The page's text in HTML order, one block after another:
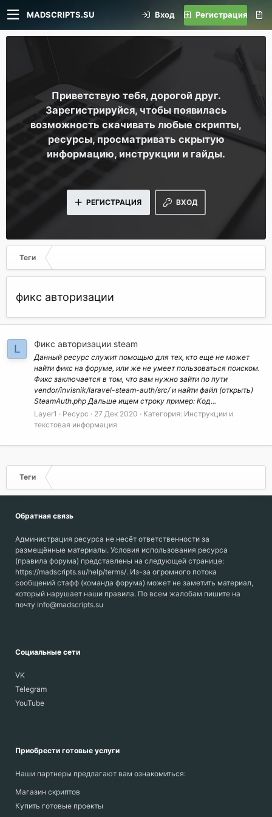
MADSCRIPTS.SU Вход Регистрация
Приветствую тебя, дорогой друг.
Зарегистрируйся, чтобы появилась
возможность скачивать любые скрипты,
ресурсы, просматривать скрытую
информацию, инструкции и гайды.
ВХОД
РЕГИСТРАЦИЯ
Теги
фикс авторизации
L Фикс авторизации steam
Данный ресурс служит помощью для тех, кто еще не может
найти фикс на форуме, или же не умеет пользоваться поиском.
Фикс заключается в том, что вам нужно зайти по пути
vendor/invisnik/laravel-steam-auth/src/ и найти файл (открыть)
SteamAuth.php Дальше ищем строку пример: Код...
Layer1
Ресурс 27 Дек 2020 Категория: Инструкции и
текстовая информация
Теги
Обратная связь
Администрация ресурса не несёт ответственности за
размещённые материалы. Условия использования ресурса
(правила форума) представлены на следующей странице:
https://madscripts.su/help/terms/. Из-за огромного потока
сообщений стафф (команда форума) может не заметить материал,
который нарушает наши правила. По всем жалобам пишите на
почту info@madscripts.su
Социальные сети
VK
Telegram
YouTube
Приобрести готовые услуги
Наши партнеры предлагают вам ознакомиться:
Магазин скриптов
Купить готовые проекты